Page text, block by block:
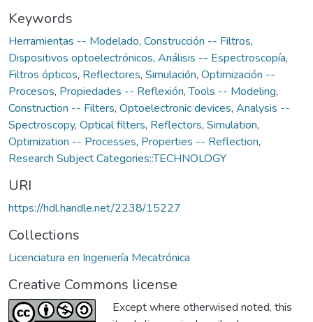
Keywords
Herramientas -- Modelado, Construcción -- Filtros,
Dispositivos optoelectrónicos, Análisis -- Espectroscopía,
Filtros ópticos, Reflectores, Simulación, Optimización --
Procesos, Propiedades -- Reflexión,Tools -- Modeling,
Construction -- Filters, Optoelectronic devices, Analysis --
Spectroscopy, Optical filters, Reflectors, Simulation,
Optimization -- Processes, Properties -- Reflection,
Research Subject Categories::TECHNOLOGY
URI
https://hdl.handle.net/2238/15227
Collections
Licenciatura en Ingeniería Mecatrónica
Creative Commons license
Except where otherwised noted, this